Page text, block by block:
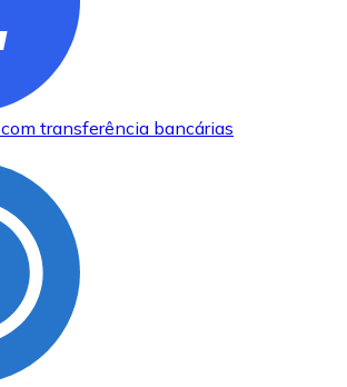
com transferência bancárias